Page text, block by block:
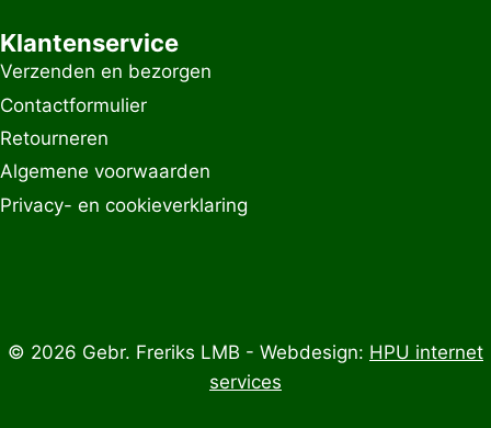
Klantenservice
Verzenden en bezorgen
Contactformulier
Retourneren
Algemene voorwaarden
Privacy- en cookieverklaring
© 2026 Gebr. Freriks LMB - Webdesign: HPU internet
services